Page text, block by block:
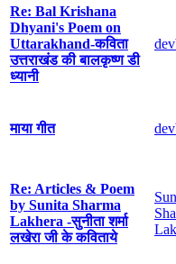
Re: Bal Krishana
Dhyani's Poem on
Uttarakhand-कविता
उत्तराखंड की बालकृष्ण डी
ध्यानी
माया गीत
Re: Articles & Poem
by Sunita Sharma
Lakhera -सुनीता शर्मा
लखेरा जी के कविताये